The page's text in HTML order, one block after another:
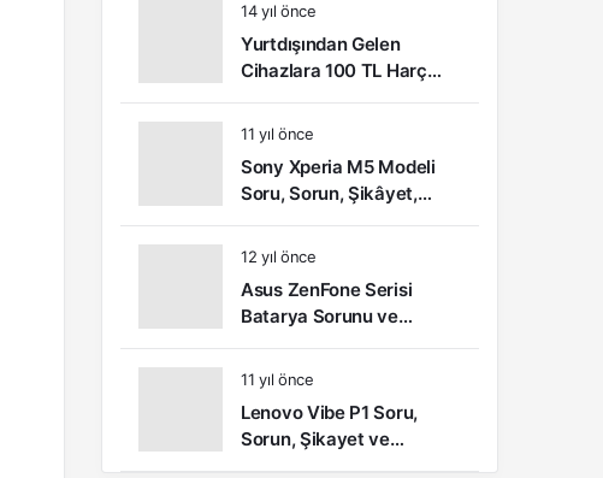
14 yıl önce
Yurtdışından Gelen
Cihazlara 100 TL Harç
Ödemesi Yapılacak
11 yıl önce
Sony Xperia M5 Modeli
Soru, Sorun, Şikâyet,
Öneri ve Kullanıcı
Yorumları
12 yıl önce
Asus ZenFone Serisi
Batarya Sorunu ve
Çözümü
11 yıl önce
Lenovo Vibe P1 Soru,
Sorun, Şikayet ve
Kullanıcı Yorumları